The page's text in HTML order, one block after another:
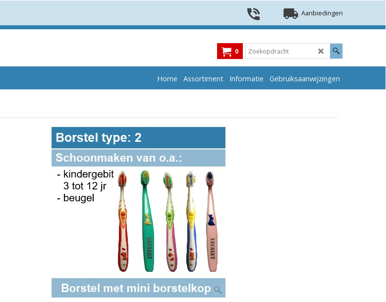
Aanbiedingen
0
Home Assortiment Informatie Gebruiksaanwijzingen